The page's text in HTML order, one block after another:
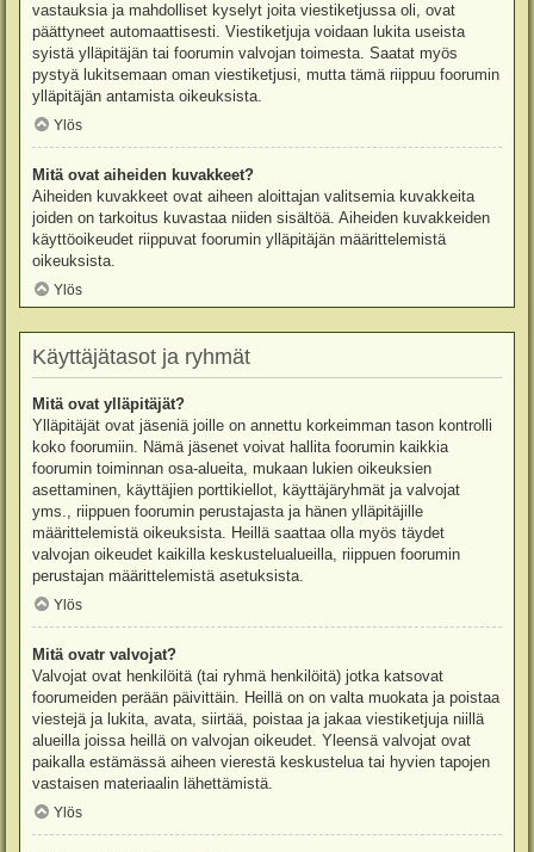
vastauksia ja mahdolliset kyselyt joita viestiketjussa oli, ovat
päättyneet automaattisesti. Viestiketjuja voidaan lukita useista
syistä ylläpitäjän tai foorumin valvojan toimesta. Saatat myös
pystyä lukitsemaan oman viestiketjusi, mutta tämä riippuu foorumin
ylläpitäjän antamista oikeuksista.
Ylös
Mitä ovat aiheiden kuvakkeet?
Aiheiden kuvakkeet ovat aiheen aloittajan valitsemia kuvakkeita
joiden on tarkoitus kuvastaa niiden sisältöä. Aiheiden kuvakkeiden
käyttöoikeudet riippuvat foorumin ylläpitäjän määrittelemistä
oikeuksista.
Ylös
Käyttäjätasot ja ryhmät
Mitä ovat ylläpitäjät?
Ylläpitäjät ovat jäseniä joille on annettu korkeimman tason kontrolli
koko foorumiin. Nämä jäsenet voivat hallita foorumin kaikkia
foorumin toiminnan osa-alueita, mukaan lukien oikeuksien
asettaminen, käyttäjien porttikiellot, käyttäjäryhmät ja valvojat
yms., riippuen foorumin perustajasta ja hänen ylläpitäjille
määrittelemistä oikeuksista. Heillä saattaa olla myös täydet
valvojan oikeudet kaikilla keskustelualueilla, riippuen foorumin
perustajan määrittelemistä asetuksista.
Ylös
Mitä ovatr valvojat?
Valvojat ovat henkilöitä (tai ryhmä henkilöitä) jotka katsovat
foorumeiden perään päivittäin. Heillä on on valta muokata ja poistaa
viestejä ja lukita, avata, siirtää, poistaa ja jakaa viestiketjuja niillä
alueilla joissa heillä on valvojan oikeudet. Yleensä valvojat ovat
paikalla estämässä aiheen vierestä keskustelua tai hyvien tapojen
vastaisen materiaalin lähettämistä.
Ylös